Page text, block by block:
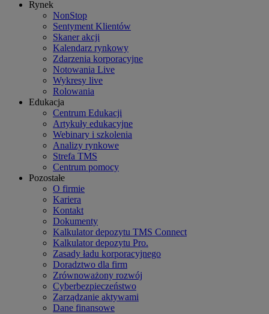
Rynek
NonStop
Sentyment Klientów
Skaner akcji
Kalendarz rynkowy
Zdarzenia korporacyjne
Notowania Live
Wykresy live
Rolowania
Edukacja
Centrum Edukacji
Artykuły edukacyjne
Webinary i szkolenia
Analizy rynkowe
Strefa TMS
Centrum pomocy
Pozostałe
O firmie
Kariera
Kontakt
Dokumenty
Kalkulator depozytu TMS Connect
Kalkulator depozytu Pro.
Zasady ładu korporacyjnego
Doradztwo dla firm
Zrównoważony rozwój
Cyberbezpieczeństwo
Zarządzanie aktywami
Dane finansowe